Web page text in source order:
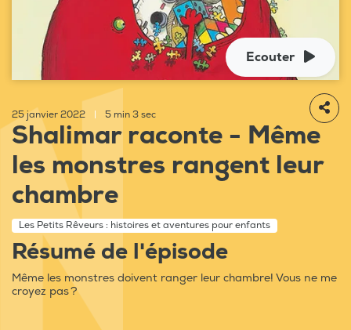
Ecouter
25 janvier 2022 5 min 3 sec
Shalimar raconte - Même
les monstres rangent leur
chambre
Les Petits Rêveurs : histoires et aventures pour enfants
Résumé de l'épisode
Même les monstres doivent ranger leur chambre! Vous ne me
croyez pas ?